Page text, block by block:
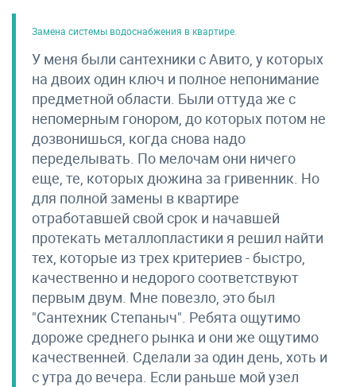
Замена системы водоснабжения в квартире.
У меня были сантехники с Авито, у которых
на двоих один ключ и полное непонимание
предметной области. Были оттуда же с
непомерным гонором, до которых потом не
дозвонишься, когда снова надо
переделывать. По мелочам они ничего
еще, те, которых дюжина за гривенник. Но
для полной замены в квартире
отработавшей свой срок и начавшей
протекать металлопластики я решил найти
тех, которые из трех критериев - быстро,
качественно и недорого соответствуют
первым двум. Мне повезло, это был
"Сантехник Степаныч". Ребята ощутимо
дороже среднего рынка и они же ощутимо
качественней. Сделали за один день, хоть и
с утра до вечера. Если раньше мой узел